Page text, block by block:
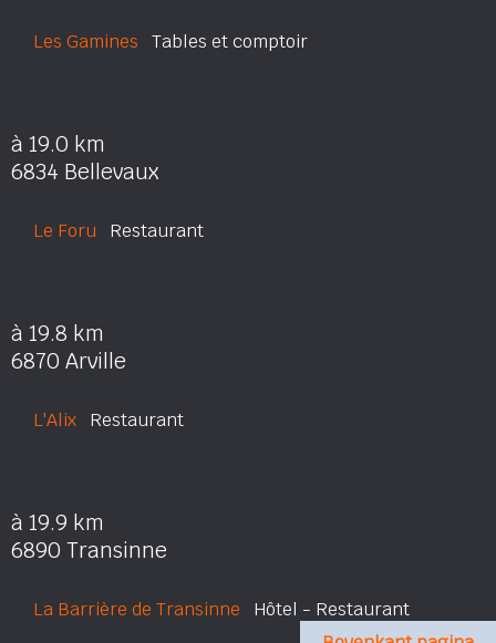
Les Gamines Tables et comptoir
à 19.0 km
6834 Bellevaux
Le Foru Restaurant
à 19.8 km
6870 Arville
L'Alix Restaurant
à 19.9 km
6890 Transinne
La Barrière de Transinne Hôtel - Restaurant